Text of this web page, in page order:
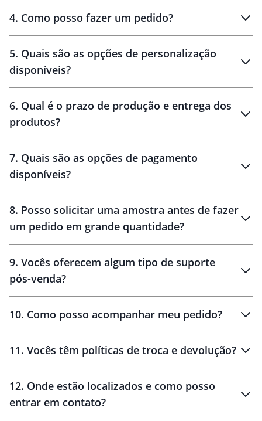
personalizados
brinde
personalização
4. Como posso fazer um pedido?
amostra virtual
5. Quais são as opções de personalização
disponíveis?
6. Qual é o prazo de produção e entrega dos
produtos?
10 dias
brinde
48 horas
7. Quais são as opções de pagamento
disponíveis?
8. Posso solicitar uma amostra antes de fazer
um pedido em grande quantidade?
amostras
9. Vocês oferecem algum tipo de suporte
pós-venda?
10. Como posso acompanhar meu pedido?
11. Vocês têm políticas de troca e devolução?
30 dias
12. Onde estão localizados e como posso
entrar em contato?